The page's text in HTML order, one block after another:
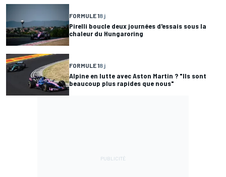
FORMULE 18 j
Pirelli boucle deux journées d'essais sous la
chaleur du Hungaroring
FORMULE 18 j
Alpine en lutte avec Aston Martin ? "Ils sont
beaucoup plus rapides que nous"